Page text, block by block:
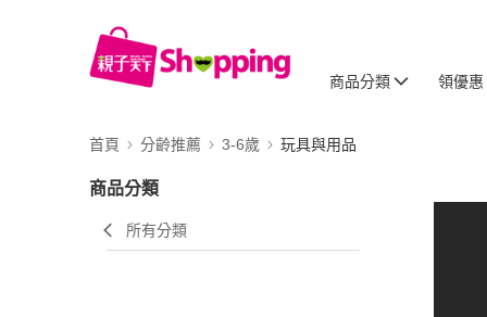
商品分類 領優惠
首頁 分齡推薦 3-6歲 玩具與用品
商品分類
所有分類